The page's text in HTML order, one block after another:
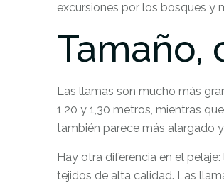
excursiones por los bosques y
Tamaño,
Las llamas son mucho más
1,20 y 1,30 metros, mientras
también parece más alargado
Hay otra diferencia en el
tejidos de alta calidad. Las